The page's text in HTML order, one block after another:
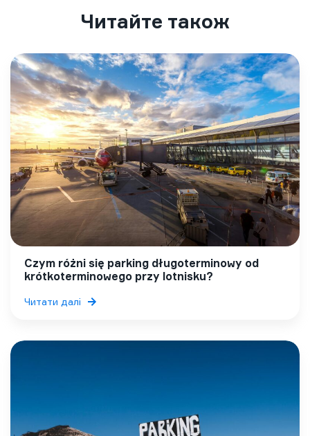
Читайте також
Czym różni się parking długoterminowy od
krótkoterminowego przy lotnisku?
Читати далі